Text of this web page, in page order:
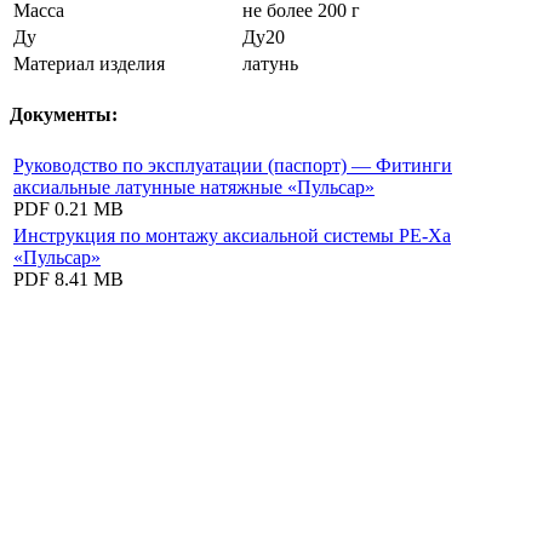
Масса
не более 200 г
Ду
Ду20
Материал изделия
латунь
Документы:
Руководство по эксплуатации (паспорт) — Фитинги
аксиальные латунные натяжные «Пульсар»
PDF 0.21 MB
Инструкция по монтажу аксиальной системы PE-Xa
«Пульсар»
PDF 8.41 MB